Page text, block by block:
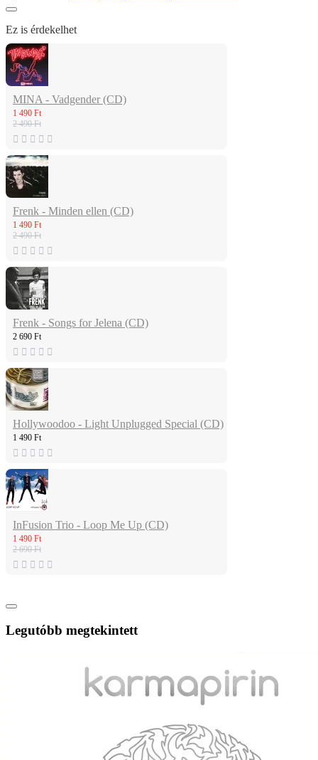
Ez is érdekelhet
MINA - Vadgender (CD)
1 490 Ft
2 490 Ft
Frenk - Minden ellen (CD)
1 490 Ft
2 490 Ft
Frenk - Songs for Jelena (CD)
2 690 Ft
Hollywoodoo - Light Unplugged Special (CD)
1 490 Ft
InFusion Trio - Loop Me Up (CD)
1 490 Ft
2 690 Ft
Legutóbb megtekintett